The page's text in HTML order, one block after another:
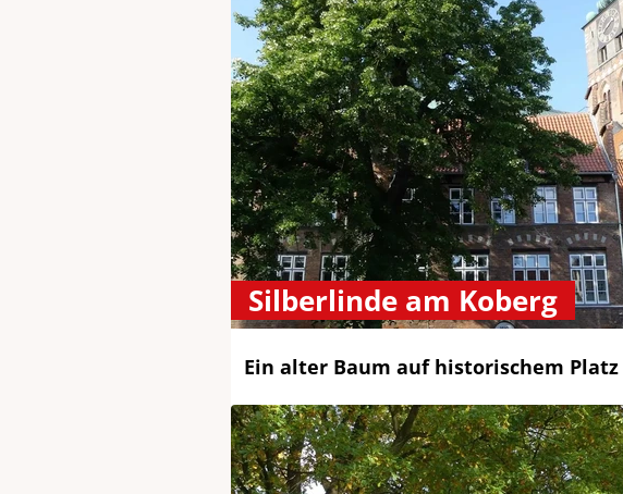
Silberlinde am Koberg
Ein alter Baum auf historischem Platz